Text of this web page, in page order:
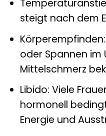
steigt nach dem
oder Spannen im
Mittelschmerz
Libido: Viele
hormonell
Energie und